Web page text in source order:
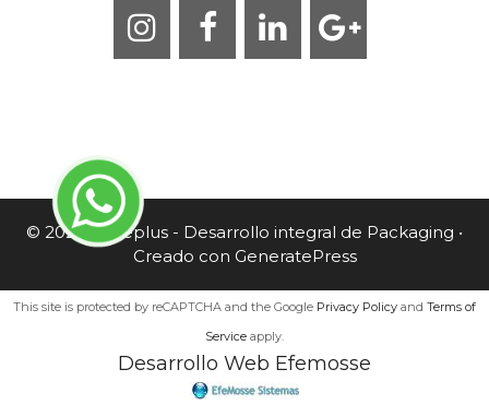
© 2026 Caneplus - Desarrollo integral de Packaging •
Creado con GeneratePress
This site is protected by reCAPTCHA and the Google Privacy Policy and Terms of
Service apply.
Desarrollo Web Efemosse